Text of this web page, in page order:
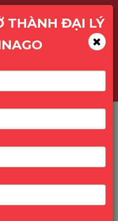
TRỜI
THÀNH ĐẠI LÝ